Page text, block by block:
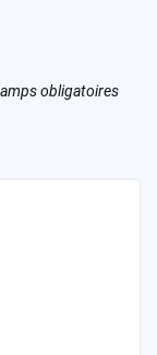
obligatoires